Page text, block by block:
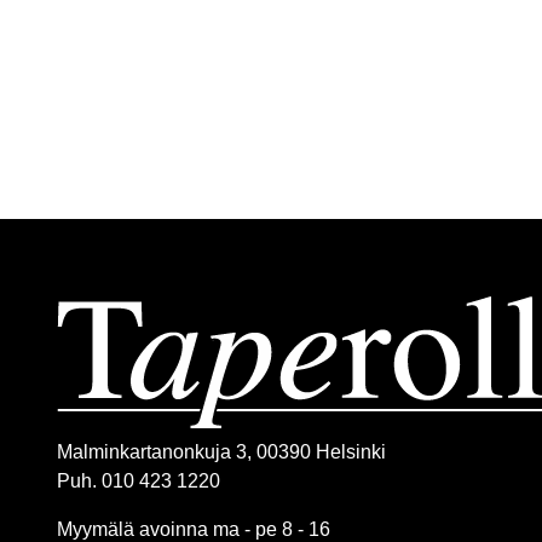
Malminkartanonkuja 3, 00390 Helsinki
Puh. 010 423 1220
Myymälä avoinna ma - pe 8 - 16